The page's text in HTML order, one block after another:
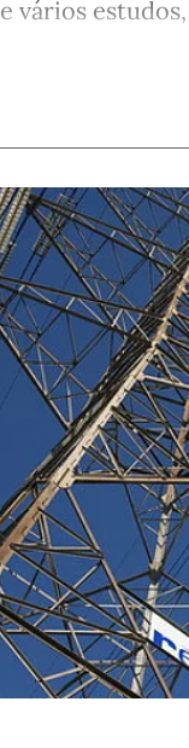
vários